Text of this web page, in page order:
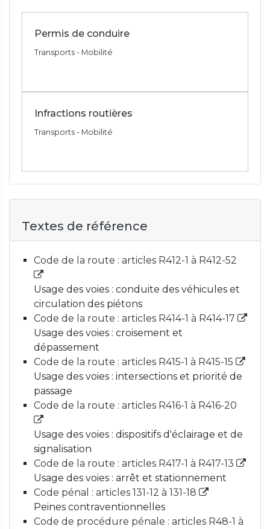
Permis de conduire
Transports - Mobilité
Infractions routières
Transports - Mobilité
Textes de référence
Code de la route : articles R412-1 à R412-52
Usage des voies : conduite des véhicules et
circulation des piétons
Code de la route : articles R414-1 à R414-17
Usage des voies : croisement et
dépassement
Code de la route : articles R415-1 à R415-15
Usage des voies : intersections et priorité de
passage
Code de la route : articles R416-1 à R416-20
Usage des voies : dispositifs d'éclairage et de
signalisation
Code de la route : articles R417-1 à R417-13
Usage des voies : arrêt et stationnement
Code pénal : articles 131-12 à 131-18
Peines contraventionnelles
Code de procédure pénale : articles R48-1 à